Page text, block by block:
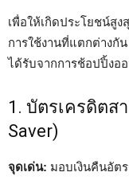
เพื่อให้เกิดประโยชน์สู
การใช้งานที่แตกต่างกั
ได้รับจากการช้อปปิ้งอ
1. บัตรเครดิตส
Saver)
จุดเด่น: มอบเงินคืนอัต